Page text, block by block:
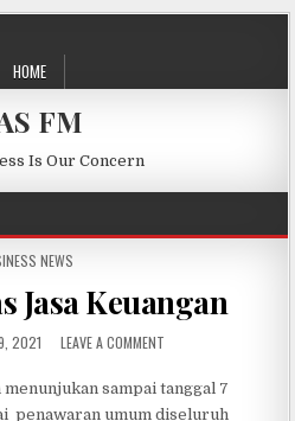
HOME
FM
Is Our Concern
INNEWS
Jasa Keuangan
2021 LEAVE A COMMENTON DATA OTORITAS
sampai tanggal 7
penawaran umum diseluruh